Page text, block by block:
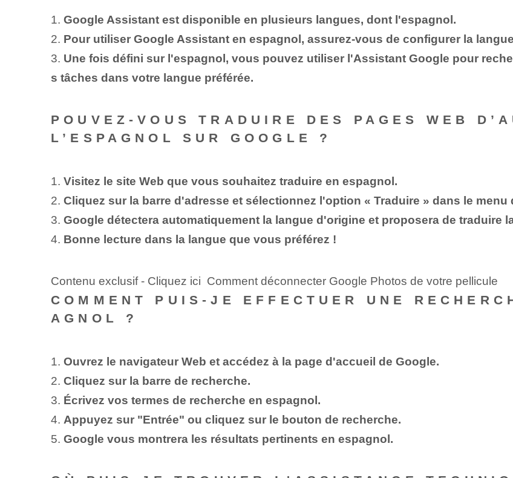
1. Google Assistant est disponible en plusieurs langues, dont l'espagnol.
2. Pour utiliser Google Assistant en espagnol, assurez-vous de configurer la
3. Une fois défini sur l'espagnol, vous pouvez utiliser l'Assistant Google pour
s tâches dans votre langue préférée.
POUVEZ-VOUS TRADUIRE DES PAGES WEB
L’ESPAGNOL SUR GOOGLE ?
1. Visitez le site Web que vous souhaitez traduire en espagnol.
2. Cliquez sur la barre d'adresse et sélectionnez l'option « Traduire » dans le menu
3. Google détectera automatiquement la langue d'origine et proposera de traduire
4. Bonne lecture dans la langue que vous préférez !
Contenu exclusif - Cliquez ici Comment déconnecter Google Photos de votre pellicule
COMMENT PUIS-JE EFFECTUER UNE
AGNOL ?
1. Ouvrez le navigateur Web et accédez à la page d'accueil de Google.
2. Cliquez sur la barre de recherche.
3. Écrivez vos termes de recherche en espagnol.
4. Appuyez sur "Entrée" ou cliquez sur le bouton de recherche.
5. Google vous montrera les résultats pertinents en espagnol.